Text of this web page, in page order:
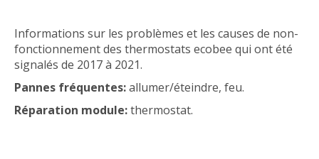
Informations sur les problèmes et les causes de non-
fonctionnement des thermostats ecobee qui ont été
signalés de 2017 à 2021.
Pannes fréquentes:allumer/éteindre, feu.
Réparation module:thermostat.